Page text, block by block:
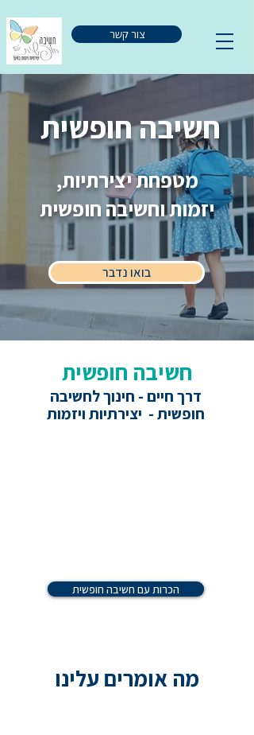
צור קשר
חשיבה חופשית
מטפחת יצירתיות,
יזמות וחשיבה חופשית
בואו נדבר
חשיבה חופשית
דרך חיים - חינוך לחשיבה
חופשית - יצירתיות ויזמות
הכרות עם חשיבה חופשית
מה אומרים עלינו